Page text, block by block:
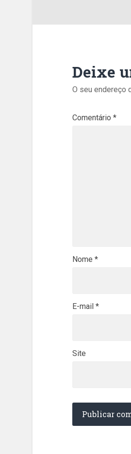
Deixe
O seu endereço
Comentário *
Nome *
E-mail *
Site